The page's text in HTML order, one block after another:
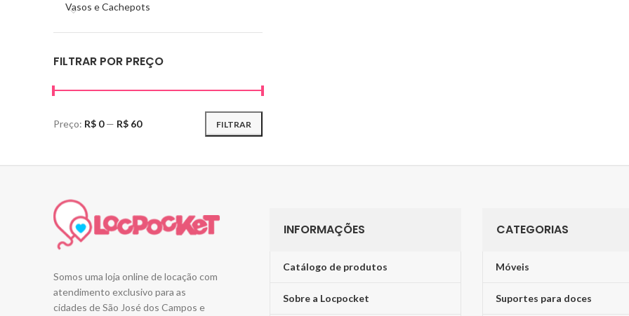
Vasos e Cachepots
FILTRAR POR PREÇO
FILTRAR
Preço: R$ 0— R$ 60
Somos uma loja online de locação com
atendimento exclusivo para as
cidades de São José dos Campos e
INFORMAÇÕES
Catálogo de produtos
Sobre a Locpocket
CATEGORIAS
Móveis
Suportes para doces